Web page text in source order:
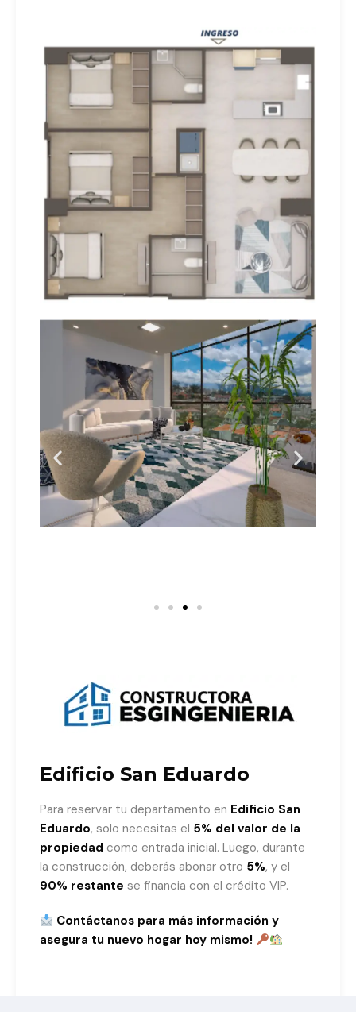
Edificio San Eduardo​
Para reservar tu departamento en Edificio San
Eduardo, solo necesitas el 5% del valor de la
propiedad como entrada inicial. Luego, durante
la construcción, deberás abonar otro 5%, y el
90% restante se financia con el crédito VIP.
Contáctanos para más información y
asegura tu nuevo hogar hoy mismo!